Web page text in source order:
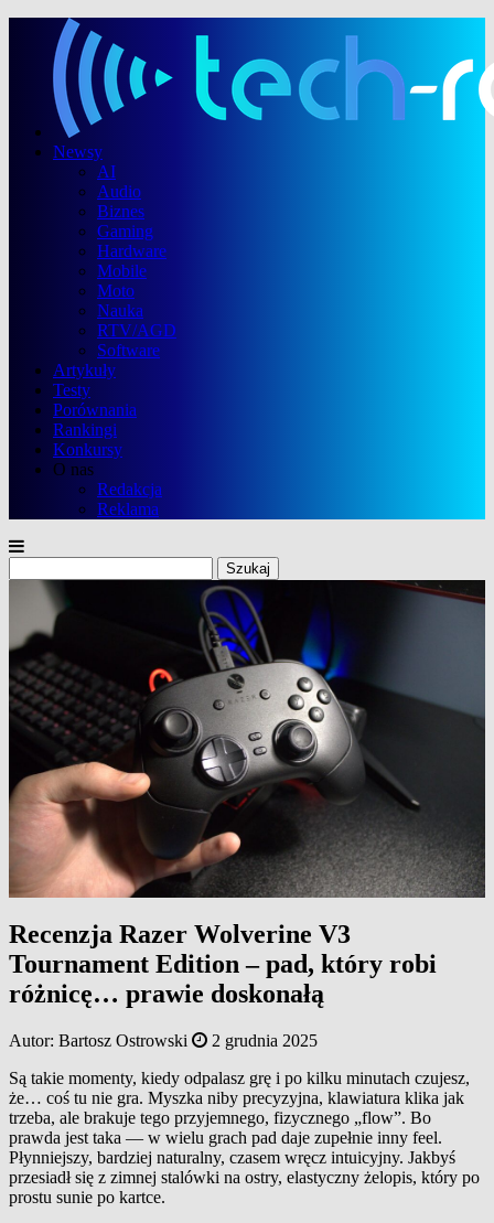
Newsy
AI
Audio
Biznes
Gaming
Hardware
Mobile
Moto
Nauka
RTV/AGD
Software
Artykuły
Testy
Porównania
Rankingi
Konkursy
O nas
Redakcja
Reklama
Recenzja Razer Wolverine V3
Tournament Edition – pad, który robi
różnicę… prawie doskonałą
Autor: Bartosz Ostrowski
2 grudnia 2025
Są takie momenty, kiedy odpalasz grę i po kilku minutach czujesz,
że… coś tu nie gra. Myszka niby precyzyjna, klawiatura klika jak
trzeba, ale brakuje tego przyjemnego, fizycznego „flow”. Bo
prawda jest taka — w wielu grach pad daje zupełnie inny feel.
Płynniejszy, bardziej naturalny, czasem wręcz intuicyjny. Jakbyś
przesiadł się z zimnej stalówki na ostry, elastyczny żelopis, który po
prostu sunie po kartce.